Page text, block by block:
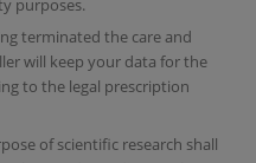
terminated the care and
will keep your data for the
to the legal prescription
of scientific research shall